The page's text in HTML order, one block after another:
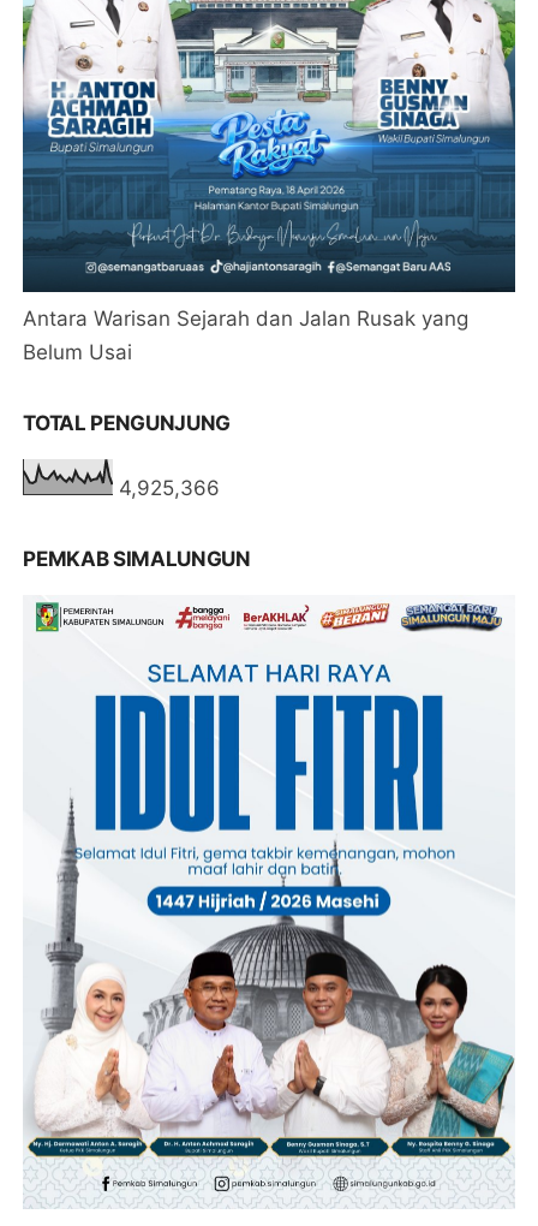
Antara Warisan Sejarah dan Jalan Rusak yang
Belum Usai
TOTAL PENGUNJUNG
4,925,366
PEMKAB SIMALUNGUN